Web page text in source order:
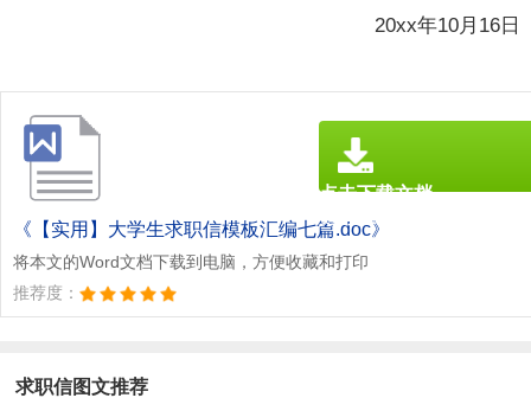
20xx年10月16日
《【实用】大学生求职信模板汇编七篇.doc》
将本文的Word文档下载到电脑，方便收藏和打印
推荐度：
点击下载文档
文档为doc格式
求职信图文推荐